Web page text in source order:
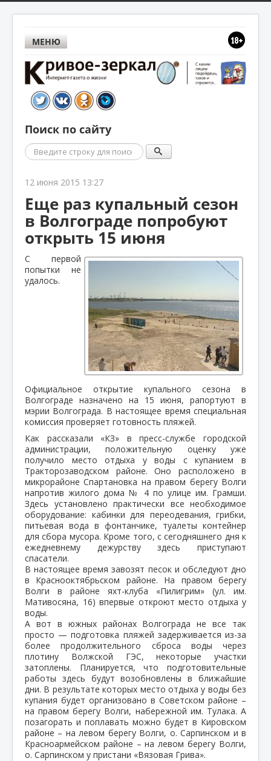
МЕНЮ
Поиск по сайту
Поиск
12 июня 2015 13:27
Еще раз купальный сезон
в Волгограде попробуют
открыть 15 июня
С первой
попытки не
удалось.
Официальное открытие купального сезона в
Волгограде назначено на 15 июня, рапортуют в
мэрии Волгограда. В настоящее время специальная
комиссия проверяет готовность пляжей.
Как рассказали «КЗ» в пресс-службе городской
администрации, положительную оценку уже
получило место отдыха у воды с купанием в
Тракторозаводском районе. Оно расположено в
микрорайоне Спартановка на правом берегу Волги
напротив жилого дома № 4 по улице им. Грамши.
Здесь установлено практически все необходимое
оборудование: кабинки для переодевания, грибки,
питьевая вода в фонтанчике, туалеты контейнер
для сбора мусора. Кроме того, с сегодняшнего дня к
ежедневнему дежурству здесь приступают
спасатели.
В настоящее время завозят песок и обследуют дно
в Краснооктябрьском районе. На правом берегу
Волги в районе яхт-клуба «Пилигрим» (ул. им.
Мативосяна, 16) впервые откроют место отдыха у
воды.
А вот в южных районах Волгограда не все так
просто — подготовка пляжей задерживается из-за
более продолжительного сброса воды через
плотину Волжской ГЭС, некоторые участки
затоплены. Планируется, что подготовительные
работы здесь будут возобновлены в ближайшие
дни. В результате которых место отдыха у воды без
купания будет организовано в Советском районе –
на правом берегу Волги, набережной им. Тулака. А
позагорать и поплавать можно будет в Кировском
районе – на левом берегу Волги, о. Сарпинском и в
Красноармейском районе – на левом берегу Волги,
о. Сарпинском у пристани «Вязовая Грива».